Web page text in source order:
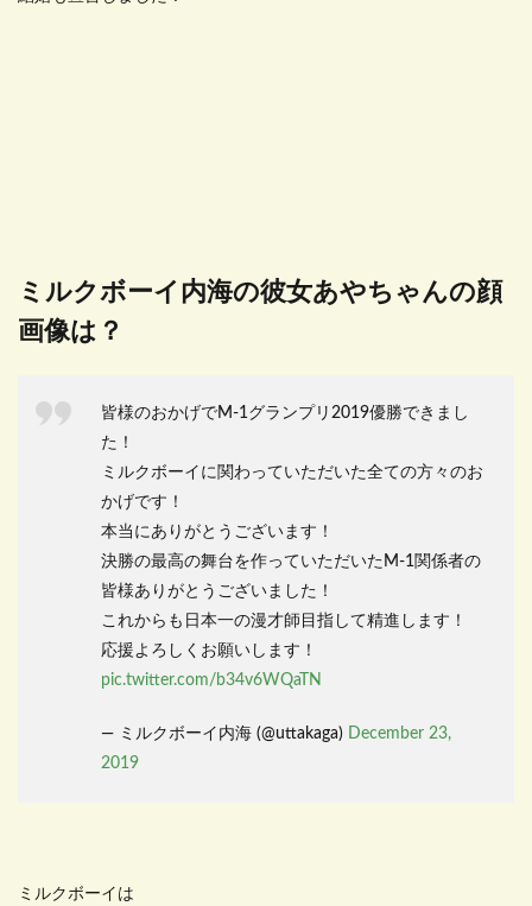
ミルクボーイ内海の彼女あやちゃんの顔
画像は？
皆様のおかげでM-1グランプリ2019優勝できまし
た！
ミルクボーイに関わっていただいた全ての方々のお
かげです！
本当にありがとうございます！
決勝の最高の舞台を作っていただいたM-1関係者の
皆様ありがとうございました！
これからも日本一の漫才師目指して精進します！
応援よろしくお願いします！
pic.twitter.com/b34v6WQaTN
— ミルクボーイ内海 (@uttakaga) December 23,
2019
ミルクボーイは